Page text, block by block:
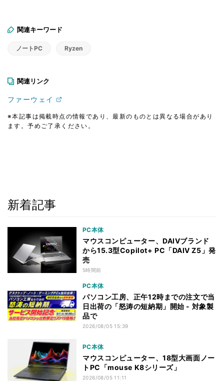
関連キーワード
ノートPC Ryzen
関連リンク
ファーウェイ
※本記事は掲載時点の情報であり、最新のものとは異なる場合があり
ます。予めご了承ください。
新着記事
PC本体
マウスコンピューター、DAIVブランド
から15.3型Copilot+ PC「DAIV Z5」発
売
5時間前
PC本体
パソコン工房、正午12時までの注文で当
日出荷の「怒涛の短納期」開始 - 対象製
品で
2026/08/05 15:39
PC本体
マウスコンピューター、18型大画面ノー
トPC「mouse K8シリーズ」
2026/08/05 11:11